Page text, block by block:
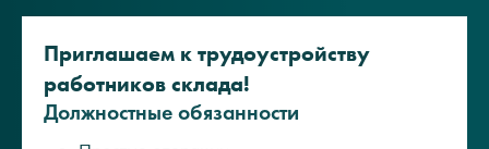
Приглашаем к трудоустройству
работников склада!
Должностные обязанности